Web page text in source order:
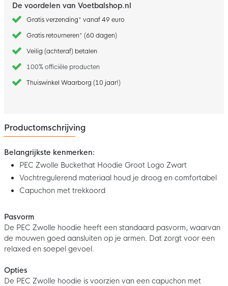
De voordelen van Voetbalshop.nl
Gratis verzending* vanaf 49 euro
Gratis retourneren* (60 dagen)
Veilig (achteraf) betalen
100% officiële producten
Thuiswinkel Waarborg (10 jaar!)
Productomschrijving
Belangrijkste kenmerken:
PEC Zwolle Buckethat Hoodie Groot Logo Zwart
Vochtregulerend materiaal houd je droog en comfortabel
Capuchon met trekkoord
Pasvorm
De PEC Zwolle hoodie heeft een standaard pasvorm, waarvan
de mouwen goed aansluiten op je armen. Dat zorgt voor een
relaxed en soepel gevoel.
Opties
De PEC Zwolle hoodie is voorzien van een capuchon met